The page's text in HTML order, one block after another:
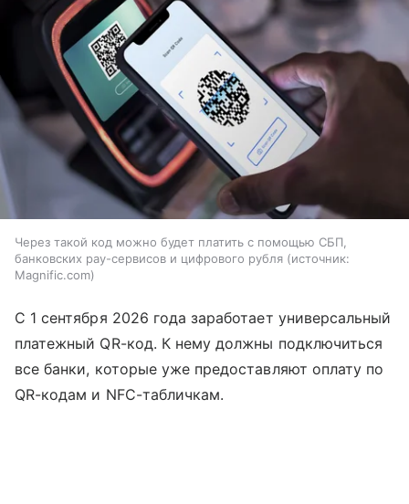
Через такой код можно будет платить с помощью СБП,
банковских pay-сервисов и цифрового рубля
источник:
Magnific.com
С 1 сентября 2026 года заработает универсальный
платежный QR-код. К нему должны подключиться
все банки, которые уже предоставляют оплату по
QR-кодам и NFC-табличкам.